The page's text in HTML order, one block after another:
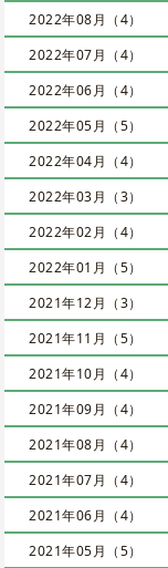
2022年08月（4）
2022年07月（4）
2022年06月（4）
2022年05月（5）
2022年04月（4）
2022年03月（3）
2022年02月（4）
2022年01月（5）
2021年12月（3）
2021年11月（5）
2021年10月（4）
2021年09月（4）
2021年08月（4）
2021年07月（4）
2021年06月（4）
2021年05月（5）